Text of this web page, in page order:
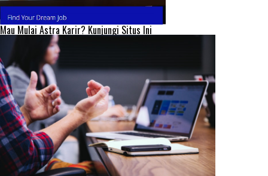
Mau Mulai Astra Karir? Kunjungi Situs Ini